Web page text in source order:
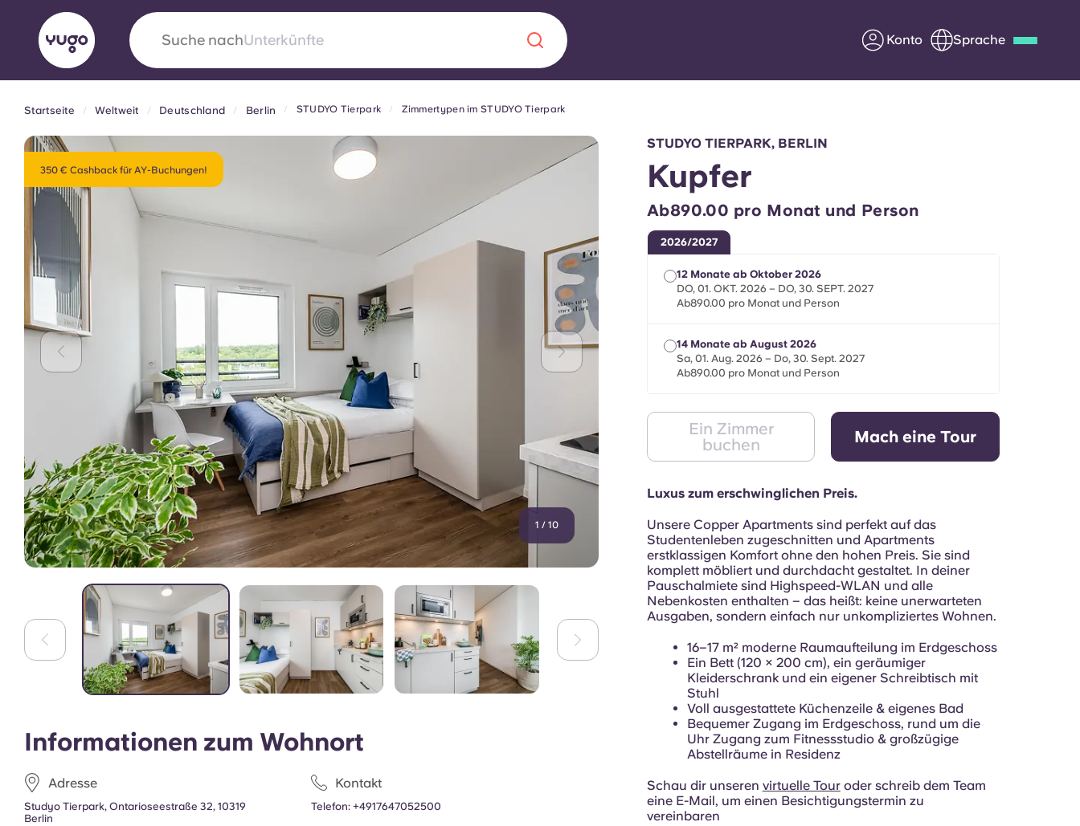
Suche nachUnterkünfte Konto Sprache
Über unsStandorteMehr
Yugo VCARB: Eine neue Ära in Sachen
Studentenwohnheime
Die wegweisende Partnerschaft Yugomit VCARB sorgt für
Innovation, Ehrgeiz und unvergessliche Momente für die
Studenten.
Über uns
Häufig gestellte Fragen Infos für Eltern
Kontakt aufnehmen
English (GB) English (US)
Startseite Weltweit Deutschland Berlin STUDYO Tierpark Zimmertypen im STUDYO Tierpark
350 € Cashback für AY-Buchungen!
1 / 10
Informationen zum Wohnort
Adresse
Studyo Tierpark, Ontarioseestraße 32, 10319
Berlin
Kontakt
Telefon:+4917647052500
STUDYO TIERPARK, BERLIN
Kupfer
Ab890.00 pro Monat und Person
2026/2027
12 Monate ab Oktober 2026
DO, 01. OKT. 2026 – DO, 30. SEPT. 2027
Ab890.00 pro Monat und Person
14 Monate ab August 2026
Sa, 01. Aug. 2026 – Do, 30. Sept. 2027
Ab890.00 pro Monat und Person
Ein Zimmer
buchen
Mach eine Tour
Luxus zum erschwinglichen Preis.
Unsere Copper Apartments sind perfekt auf das
Studentenleben zugeschnitten und Apartments
erstklassigen Komfort ohne den hohen Preis. Sie sind
komplett möbliert und durchdacht gestaltet. In deiner
Pauschalmiete sind Highspeed-WLAN und alle
Nebenkosten enthalten – das heißt: keine unerwarteten
Ausgaben, sondern einfach nur unkompliziertes Wohnen.
16–17 m² moderne Raumaufteilung im Erdgeschoss
Ein Bett (120 × 200 cm), ein geräumiger
Kleiderschrank und ein eigener Schreibtisch mit
Stuhl
Voll ausgestattete Küchenzeile & eigenes Bad
Bequemer Zugang im Erdgeschoss, rund um die
Uhr Zugang zum Fitnessstudio & großzügige
Abstellräume in Residenz
Schau dir unseren virtuelle Touroder schreib dem Team
eine E-Mail, um einen Besichtigungstermin zu
vereinbaren